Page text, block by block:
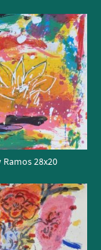
Ramos 28x20